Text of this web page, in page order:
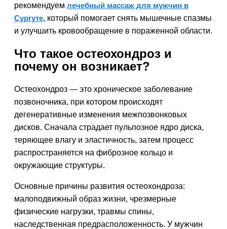
рекомендуем лечебный массаж для мужчин в
Сургуте, который помогает снять мышечные спазмы
и улучшить кровообращение в пораженной области.
Что такое остеохондроз и
почему он возникает?
Остеохондроз — это хроническое заболевание
позвоночника, при котором происходят
дегенеративные изменения межпозвонковых
дисков. Сначала страдает пульпозное ядро диска,
теряющее влагу и эластичность, затем процесс
распространяется на фиброзное кольцо и
окружающие структуры.
Основные причины развития остеохондроза:
малоподвижный образ жизни, чрезмерные
физические нагрузки, травмы спины,
наследственная предрасположенность. У мужчин